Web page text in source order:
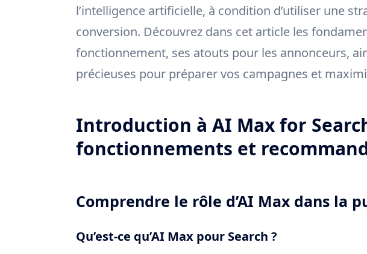
l’intelligence artificielle, à condition d’utiliser une
conversion. Découvrez dans cet article les
fonctionnement, ses atouts pour les annonceurs,
précieuses pour préparer vos campagnes et
Introduction à AI Max for
fonctionnements et
Comprendre le rôle d’AI Max dans la
Qu’est-ce qu’AI Max pour Search ?